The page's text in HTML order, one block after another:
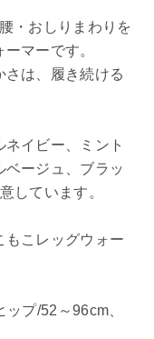
・おしりまわりを
マーです。
は、履き続ける
イビー、ミント
ベージュ、ブラッ
しています。
もこレッグウォー
プ/52～96cm、